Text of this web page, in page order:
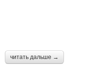
читать дальше →